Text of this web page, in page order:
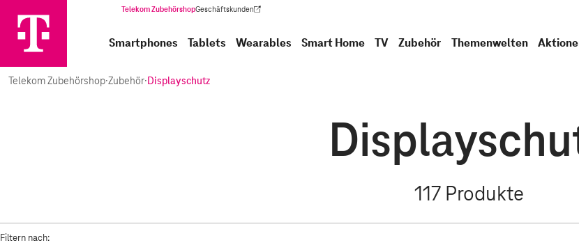
Telekom ZubehörshopGeschäftskunden
(Wird in einem neuen Tab geöffnet)
Smartphones Tablets Wearables Smart Home TV Zubehör Themenwelten
Telekom Zubehörshop·Zubehör·Displayschutz
117 Produkte
Filtern nach: